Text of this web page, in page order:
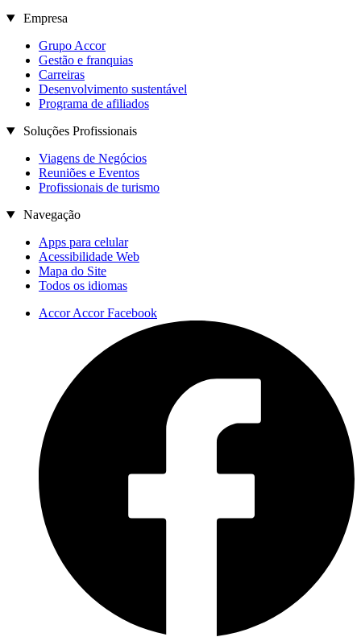
Empresa
Grupo Accor
Gestão e franquias
Carreiras
Desenvolvimento sustentável
Programa de afiliados
Soluções Profissionais
Viagens de Negócios
Reuniões e Eventos
Profissionais de turismo
Navegação
Apps para celular
Acessibilidade Web
Mapa do Site
Todos os idiomas
Accor Accor Facebook